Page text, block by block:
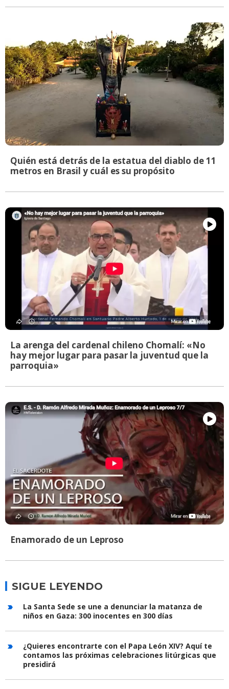
Quién está detrás de la estatua del diablo de 11
metros en Brasil y cuál es su propósito
La arenga del cardenal chileno Chomalí: «No
hay mejor lugar para pasar la juventud que la
parroquia»
Enamorado de un Leproso
SIGUE LEYENDO
La Santa Sede se une a denunciar la matanza de
niños en Gaza: 300 inocentes en 300 días
¿Quieres encontrarte con el Papa León XIV? Aquí te
contamos las próximas celebraciones litúrgicas que
presidirá